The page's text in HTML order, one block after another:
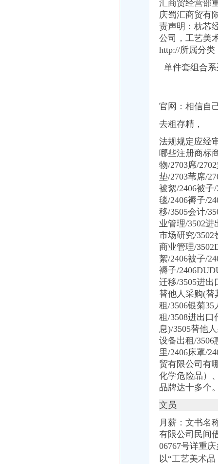
广东德邦物流有限公司重庆分公司渝中区朝天门营业部_广东德邦物流
关于内环高速子石出口位置,通往朝天门大桥匝道通车的事宜_重庆
【2014年重庆美购贸易有限公司新招聘信息_电话_地址】-赶集网
重庆糖酒加盟,重庆糖酒代理,重庆糖酒连锁加盟,重庆糖酒电话,重
汇商贸经营部
庆蜀汇商贸有
责声明：枕芯
公司， 工艺美
http://所属分类
单件套组合
官网： 相信自
去粗存精，
法规规定应经
哪些注册商标
物/2703席/
垫/2703苇席/
被絮/2406被子
毯/2406褥子/
移/3505会计/
业管理/3502进
市场研究/3502
商业管理/
絮/2406被子/
褥子/
迁移/3505进出
替他人采购(替
租/3506银菊
租/3508进出口
息)/3505替他
设备出租/3506
里/2406床罩/
贸有限公司有
化学危险品）
品牌达十多个
文员
月薪：文书名
有限公司民间
06767号详重
以“工艺美术